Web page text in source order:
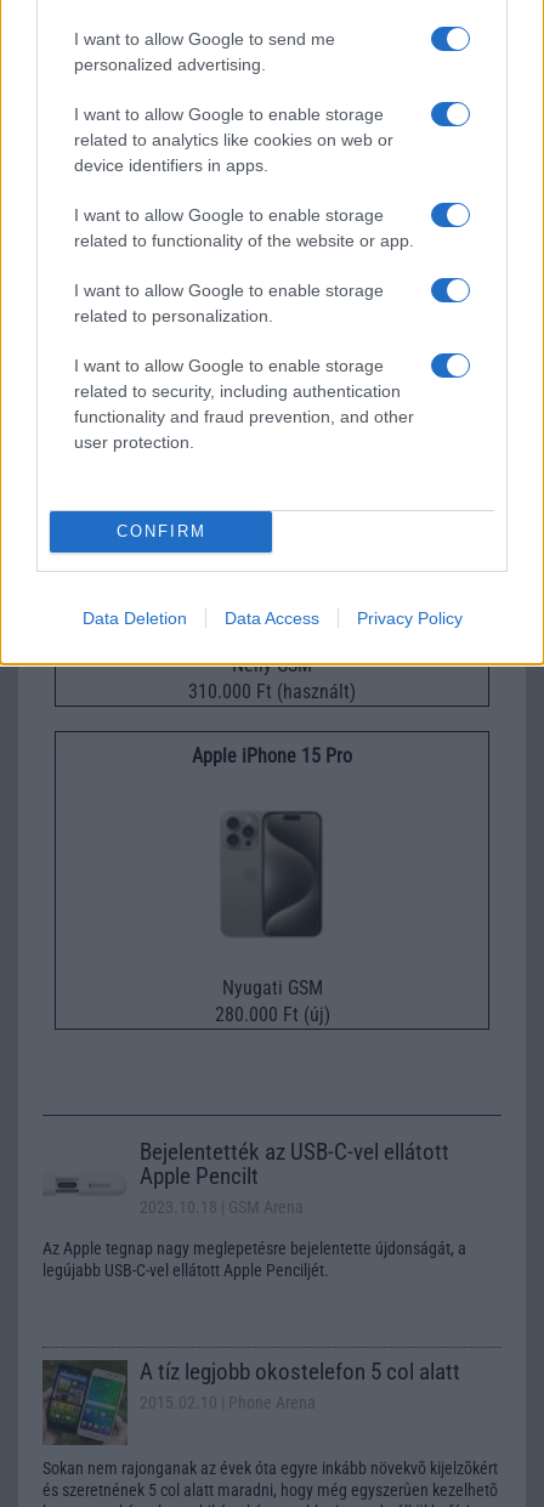
I want to allow Google to send me
personalized advertising.
I want to allow Google to enable storage
related to analytics like cookies on web or
device identifiers in apps.
I want to allow Google to enable storage
related to functionality of the website or app.
I want to allow Google to enable storage
related to personalization.
I want to allow Google to enable storage
related to security, including authentication
functionality and fraud prevention, and other
user protection.
CONFIRM
Data Deletion Data Access Privacy Policy
Új és Használt GSM kiemelt ajánlatok
Apple iPhone 16
260.000 Ft (új)
Apple iPhone 16 Pro Max
Nelly GSM
310.000 Ft (használt)
Apple iPhone 15 Pro
Nyugati GSM
280.000 Ft (új)
Bejelentették az USB-C-vel ellátott
Apple Pencilt
2023.10.18 | GSM Arena
Az Apple tegnap nagy meglepetésre bejelentette újdonságát, a
legújabb USB-C-vel ellátott Apple Penciljét.
A tíz legjobb okostelefon 5 col alatt
2015.02.10 | Phone Arena
Sokan nem rajonganak az évek óta egyre inkább növekvõ kijelzõkért
és szeretnének 5 col alatt maradni, hogy még egyszerûen kezelhetõ